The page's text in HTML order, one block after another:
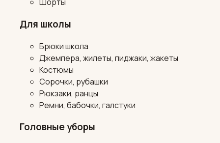
Для школы
Брюки школа
Джемпера, жилеты, пиджаки, жакеты
Костюмы
Сорочки, рубашки
Рюкзаки, ранцы
Ремни, бабочки, галстуки
Головные уборы